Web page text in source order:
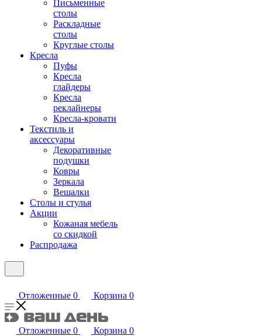
Письменные
столы
Раскладные
столы
Круглые столы
Кресла
Пуфы
Кресла
глайдеры
Кресла
реклайнеры
Кресла-кровати
Текстиль и
аксессуары
Декоративные
подушки
Ковры
Зеркала
Вешалки
Столы и стулья
Акции
Кожаная мебель
со скидкой
Распродажа
Отложенные 0 Корзина 0
Отложенные 0 Корзина 0